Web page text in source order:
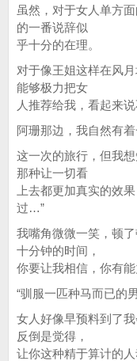
虽然，对于女人单方
的一番说辞似
乎十分的在理。
对于像王姐这样在风
能够极力把女
人推荐给我，看起来
阿珊那边，我自然有
这一次的旅行，但我
那种让一切看
上去都更加真实的效
过…”
我嘴角微微一笑，顿
十分钟的时间，
你要让我相信，你有
“驯服一匹种马而已的
女人好像早预料到了
反倒是觉得，
让你这种精于算计的